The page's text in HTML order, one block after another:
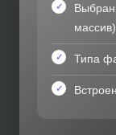
массив)
Типа